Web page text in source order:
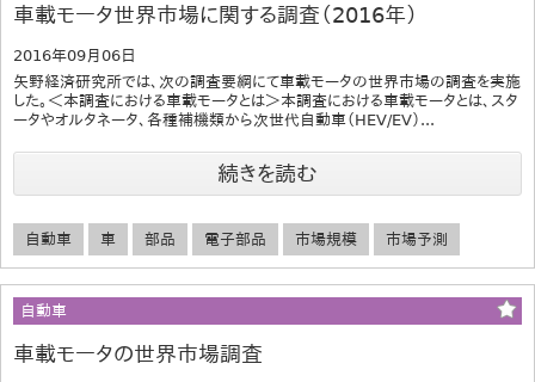
車載モータ世界市場に関する調査（2016年）
2016年09月06日
矢野経済研究所では、次の調査要綱にて車載モータの世界市場の調査を実施
した。＜本調査における車載モータとは＞本調査における車載モータとは、スタ
ータやオルタネータ、各種補機類から次世代自動車（HEV/EV）...
続きを読む
自動車 車 部品 電子部品 市場規模 市場予測
自動車
車載モータの世界市場調査